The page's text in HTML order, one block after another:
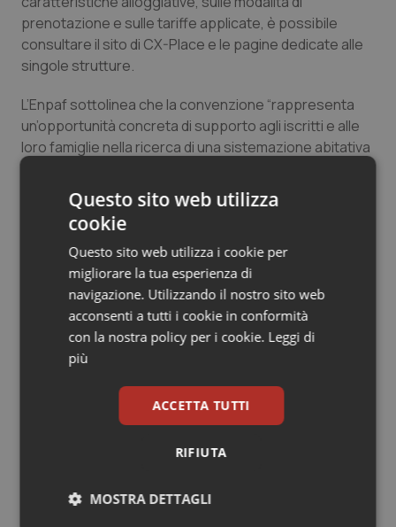
Salute orale & impianti
Sangue & coagulazione
Tiroide
Tumore al seno
Tumore ovarico
Tumori del Polmone & Testa Collo
Tumori gastrointestinali
Ulcera & Reflusso
prenotazione e sulle tariffe applicate, è possibile
consultare il sito di CX-Place e le pagine dedicate alle
singole strutture.
L’Enpaf sottolinea che la convenzione “rappresenta
un’opportunità concreta di supporto agli iscritti e alle
loro famiglie nella ricerca di una sistemazione abitativa
invita gli Ordini provinciali a diffondere i contenuti della
circolare a tutti gli iscritti tramite i propri canali
istituzionali.
20 Maggio 2026
© Riproduzione riservata
Potrebbe interessarti in
Lavoro e Professioni
Questo sito web utilizza
cookie
Questo sito web utilizza i cookie per
migliorare la tua esperienza di
navigazione. Utilizzando il nostro sito web
acconsenti a tutti i cookie in conformità
con la nostra policy per i cookie. Leggi di
più
ACCETTA TUTTI
RIFIUTA
MOSTRA DETTAGLI